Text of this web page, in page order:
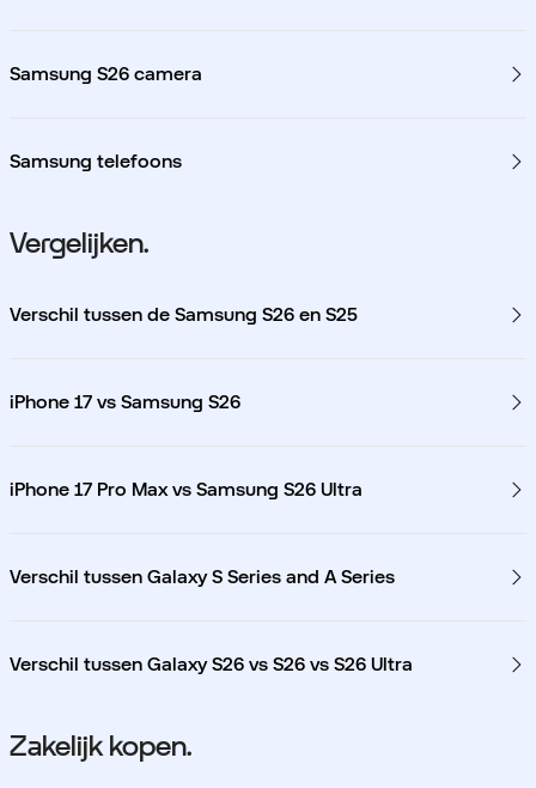
Samsung S26 camera
Samsung telefoons
Vergelijken.
Verschil tussen de Samsung S26 en S25
iPhone 17 vs Samsung S26
iPhone 17 Pro Max vs Samsung S26 Ultra
Verschil tussen Galaxy S Series and A Series
Verschil tussen Galaxy S26 vs S26 vs S26 Ultra
Zakelijk kopen.